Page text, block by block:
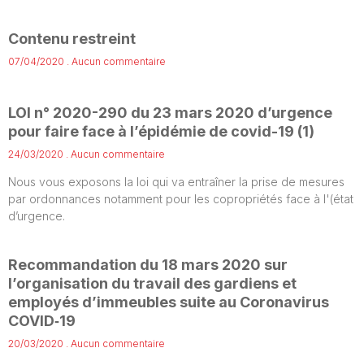
Contenu restreint
07/04/2020 Aucun commentaire
LOI n° 2020-290 du 23 mars 2020 d’urgence
pour faire face à l’épidémie de covid-19 (1)
24/03/2020 Aucun commentaire
Nous vous exposons la loi qui va entraîner la prise de mesures
par ordonnances notamment pour les copropriétés face à l'(état
d’urgence.
Recommandation du 18 mars 2020 sur
l’organisation du travail des gardiens et
employés d’immeubles suite au Coronavirus
COVID‐19
20/03/2020 Aucun commentaire